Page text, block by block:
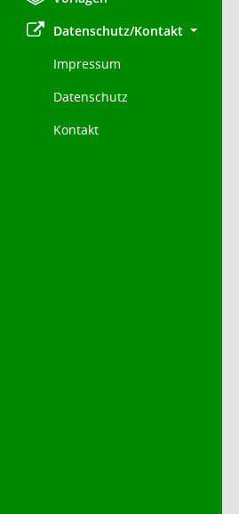
Datenschutz/Kontakt
Impressum
Datenschutz
Kontakt